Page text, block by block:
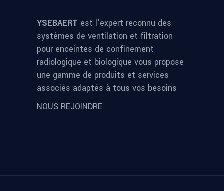
YSEBAERT est l’expert reconnu des
systèmes de ventilation et filtration
pour enceintes de confinement
radiologique et biologique vous propose
une gamme de produits et services
associés adaptés à tous vos besoins
NOUS REJOINDRE